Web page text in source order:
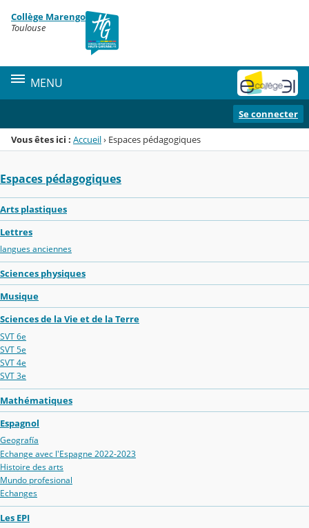
Menu de la rubrique
Contenu
Collège Marengo
Toulouse
MENU
Se connecter
Vous êtes ici : Accueil› Espaces pédagogiques
Espaces pédagogiques
Arts plastiques
Lettres
langues anciennes
Sciences physiques
Musique
Sciences de la Vie et de la Terre
SVT 6e
SVT 5e
SVT 4e
SVT 3e
Mathématiques
Espagnol
Geografía
Echange avec l'Espagne 2022-2023
Histoire des arts
Mundo profesional
Echanges
Les EPI